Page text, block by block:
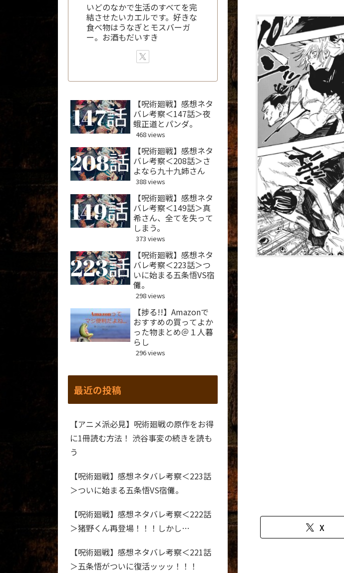
X
いどのなかで生活のすべてを完
結させたいカエルです。好きな
食べ物はうなぎとモスバーガ
ー。お酒もだいすき
【呪術廻戦】感想ネタ
バレ考察＜147話＞夜
蛾正道とパンダ。
468 views
【呪術廻戦】感想ネタ
バレ考察＜208話＞さ
よなら九十九姉さん
388 views
【呪術廻戦】感想ネタ
バレ考察＜149話＞真
希さん、全てを失って
しまう。
373 views
【呪術廻戦】感想ネタ
バレ考察＜223話＞つ
いに始まる五条悟VS宿
儺。
298 views
【捗る!!】Amazonで
おすすめの買ってよか
った物まとめ＠１人暮
らし
296 views
最近の投稿
【アニメ派必見】呪術廻戦の原作をお得
に1冊読む方法！ 渋谷事変の続きを読も
う
【呪術廻戦】感想ネタバレ考察＜223話
＞ついに始まる五条悟VS宿儺。
【呪術廻戦】感想ネタバレ考察＜222話
＞猪野くん再登場！！！しかし…
【呪術廻戦】感想ネタバレ考察＜221話
＞五条悟がついに復活ッッッ！！！